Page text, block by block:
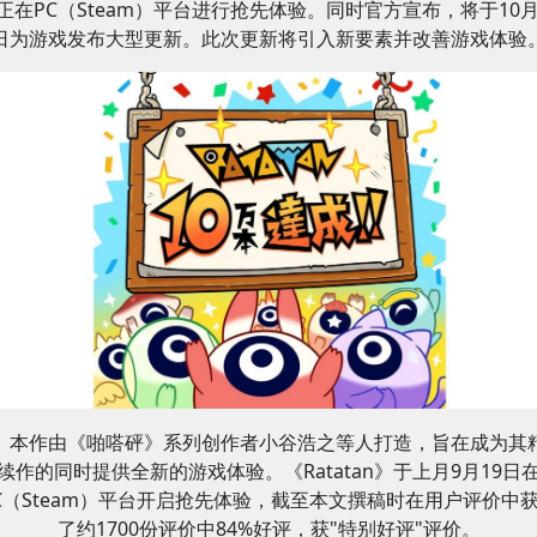
在PC（Steam）平台进行抢先体验。同时官方宣布，将于10
为游戏发布大型更新。此次更新将引入新要素并改善游戏体验。
本作由《啪嗒砰》系列创作者小谷浩之等人打造，旨在成为其
作的同时提供全新的游戏体验。《Ratatan》于上月9月19日
（Steam）平台开启抢先体验，截至本文撰稿时在用户评价中
了约1700份评价中84%好评，获"特别好评"评价。